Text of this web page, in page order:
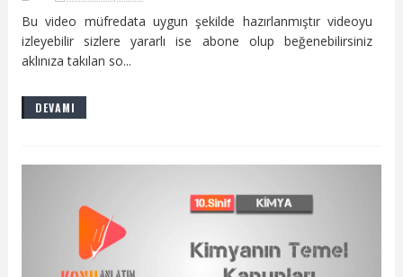
Bu video müfredata uygun şekilde hazırlanmıştır videoyu
izleyebilir sizlere yararlı ise abone olup beğenebilirsiniz
aklınıza takılan so...
DEVAMI